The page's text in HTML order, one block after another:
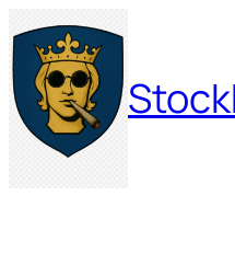
Hoppa
till
innehåll